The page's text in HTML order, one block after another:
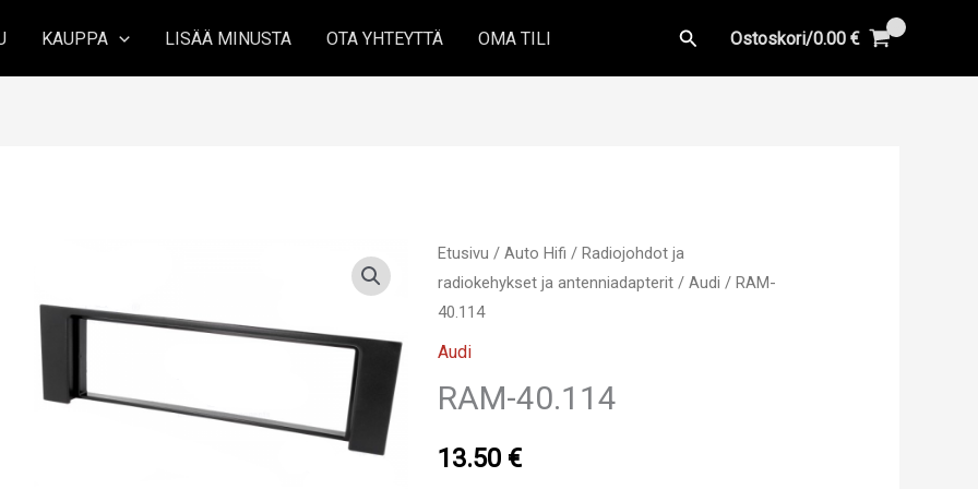
KAUPPA LISÄÄ MINUSTA OTA YHTEYTTÄ OMA TILI Hae Ostoskori/0.00 €
Etusivu /Auto Hifi / Radiojohdot ja
radiokehykset ja antenniadapterit /Audi / RAM-
40.114
Audi
RAM-40.114
13.50€